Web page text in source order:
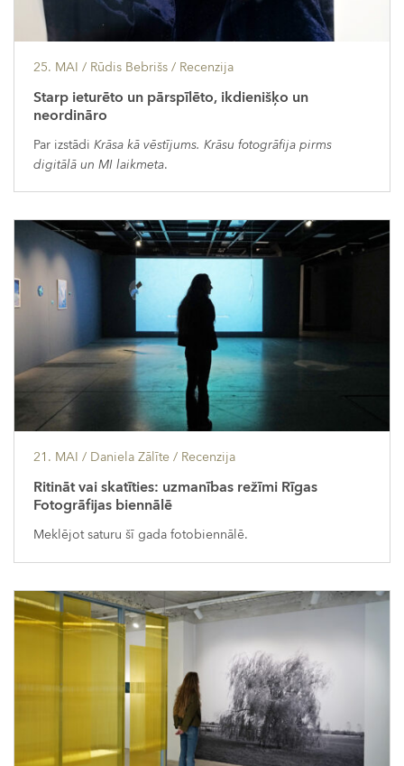
25. MAI / Rūdis Bebrišs / Recenzija
Starp ieturēto un pārspīlēto, ikdienišķo un
neordināro
Par izstādi Krāsa kā vēstījums. Krāsu fotogrāfija pirms
digitālā un MI laikmeta.
21. MAI / Daniela Zālīte / Recenzija
Ritināt vai skatīties: uzmanības režīmi Rīgas
Fotogrāfijas biennālē
Meklējot saturu šī gada fotobiennālē.